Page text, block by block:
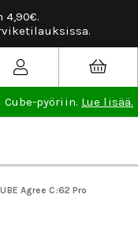
4,90€.
pyöriin. Lue lisää.
Agree C:62 Pro